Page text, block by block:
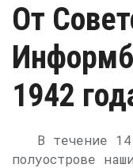
От
1942
В течение
полуострове